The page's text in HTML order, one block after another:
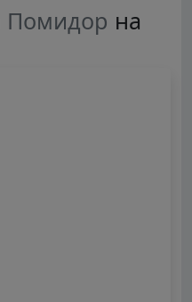
Помидор на